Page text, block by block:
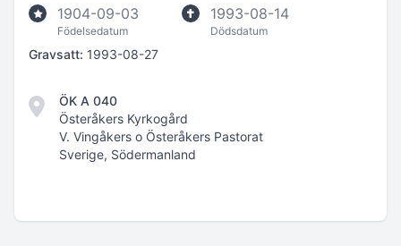
1904-09-03
Födelsedatum
1993-08-14
Dödsdatum
Gravsatt: 1993-08-27
ÖK A 040
Österåkers Kyrkogård
V. Vingåkers o Österåkers Pastorat
Sverige, Södermanland